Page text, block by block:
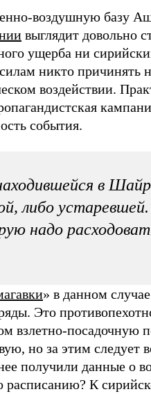
воздушную базу
выглядит довольно
ущерба ни
никто причинять
воздействии.
события.
в
либо
надо
» в данном
Это
взлетно-посадочную
но за этим следует
получили данные о
расписанию? К